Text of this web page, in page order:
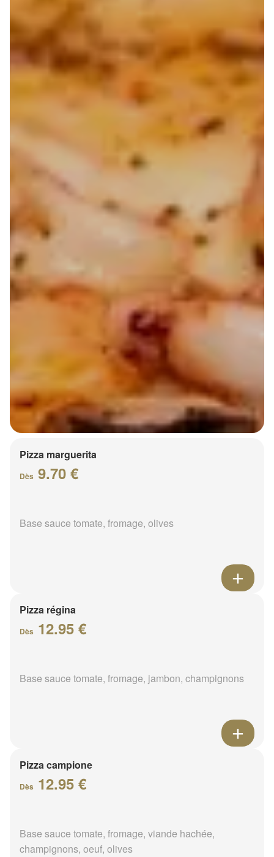
Pizza marguerita
Dès 9.70 €
Base sauce tomate, fromage, olives
Pizza régina
Dès 12.95 €
Base sauce tomate, fromage, jambon, champignons
Pizza campione
Dès 12.95 €
Base sauce tomate, fromage, viande hachée,
champignons, oeuf, olives